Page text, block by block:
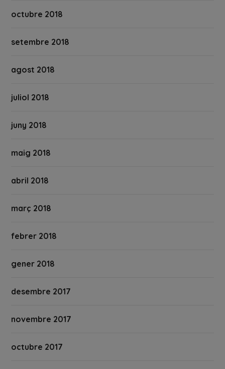
octubre 2018
setembre 2018
agost 2018
juliol 2018
juny 2018
maig 2018
abril 2018
març 2018
febrer 2018
gener 2018
desembre 2017
novembre 2017
octubre 2017